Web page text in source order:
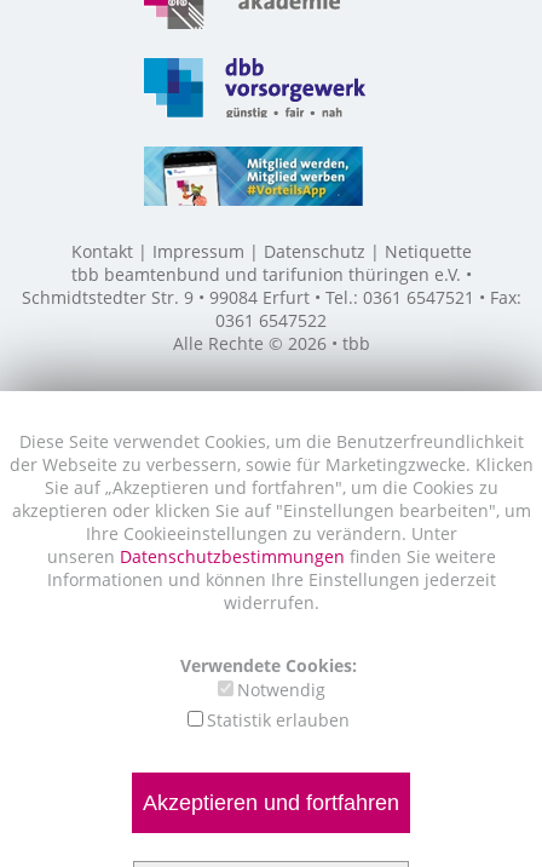
Diese Seite verwendet Cookies, um die Benutzerfreundlichkeit
der Webseite zu verbessern, sowie für Marketingzwecke. Klicken
Sie auf „Akzeptieren und fortfahren", um die Cookies zu
akzeptieren oder klicken Sie auf "Einstellungen bearbeiten", um
Ihre Cookieeinstellungen zu verändern. Unter
unseren Datenschutzbestimmungen finden Sie weitere
Informationen und können Ihre Einstellungen jederzeit
widerrufen.
Verwendete Cookies:
Notwendig
Statistik erlauben
Akzeptieren und fortfahren
Kontakt Impressum Datenschutz
Netiquette
tbb beamtenbund und tarifunion thüringen e.V. •
Schmidtstedter Str. 9 • 99084 Erfurt • Tel.: 0361 6547521 • Fax:
0361 6547522
Alle Rechte © 2026 • tbb